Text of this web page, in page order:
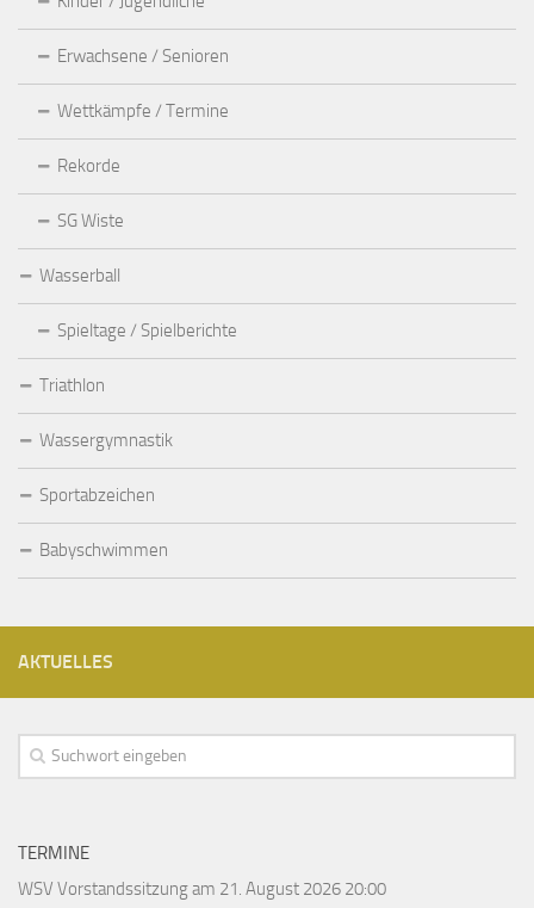
Erwachsene / Senioren
Wettkämpfe / Termine
Rekorde
SG Wiste
Wasserball
Spieltage / Spielberichte
Triathlon
Wassergymnastik
Sportabzeichen
Babyschwimmen
AKTUELLES
TERMINE
WSV Vorstandssitzungam 21. August 2026 20:00